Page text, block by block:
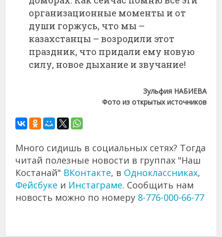
организационные моменты и от
души горжусь, что мы –
казахстанцы – возродили этот
праздник, что придали ему новую
силу, новое дыхание и звучание!
Зульфия НАБИЕВА
Фото из открытых источников
Много сидишь в социальных сетях? Тогда
читай полезные новости в группах "Наш
Костанай" ВКонтакте, в Одноклассниках,
Фейсбуке и Инстаграме. Сообщить нам
новость можно по номеру 8-776-000-66-77